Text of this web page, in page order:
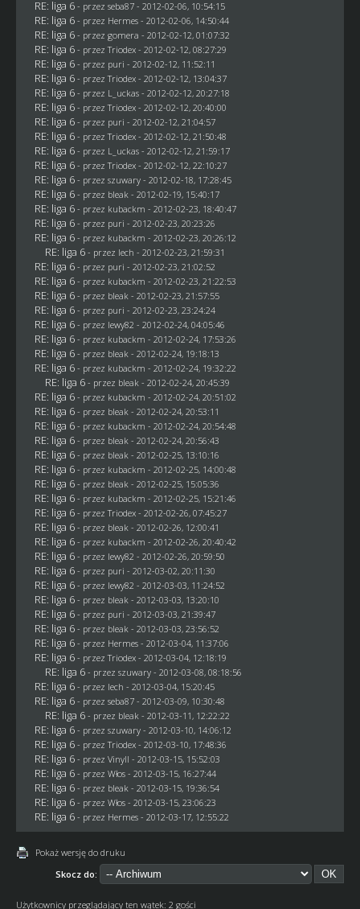
RE: liga 6 - przez seba87- 2012-02-06, 10:54:15
RE: liga 6 - przez Hermes- 2012-02-06, 14:50:44
RE: liga 6 - przez gomera - 2012-02-12, 01:07:32
RE: liga 6 - przezTriodex- 2012-02-12, 08:27:29
RE: liga 6 - przez puri - 2012-02-12, 11:52:11
RE: liga 6 - przezTriodex- 2012-02-12, 13:04:37
RE: liga 6 - przez L_uckas- 2012-02-12, 20:27:18
RE: liga 6 - przezTriodex- 2012-02-12, 20:40:00
RE: liga 6 - przez puri - 2012-02-12, 21:04:57
RE: liga 6 - przezTriodex- 2012-02-12, 21:50:48
RE: liga 6 - przez L_uckas- 2012-02-12, 21:59:17
RE: liga 6 - przezTriodex- 2012-02-12, 22:10:27
RE: liga 6 - przez szuwary - 2012-02-18, 17:28:45
RE: liga 6 - przez bleak - 2012-02-19, 15:40:17
RE: liga 6 - przez kubackm - 2012-02-23, 18:40:47
RE: liga 6 - przez puri - 2012-02-23, 20:23:26
RE: liga 6 - przez kubackm - 2012-02-23, 20:26:12
RE: liga 6 - przez lech - 2012-02-23, 21:59:31
RE: liga 6 - przez puri - 2012-02-23, 21:02:52
RE: liga 6 - przez kubackm - 2012-02-23, 21:22:53
RE: liga 6 - przez bleak - 2012-02-23, 21:57:55
RE: liga 6 - przez puri - 2012-02-23, 23:24:24
RE: liga 6 - przez lewy82 - 2012-02-24, 04:05:46
RE: liga 6 - przez kubackm - 2012-02-24, 17:53:26
RE: liga 6 - przez bleak - 2012-02-24, 19:18:13
RE: liga 6 - przez kubackm - 2012-02-24, 19:32:22
RE: liga 6 - przez bleak - 2012-02-24, 20:45:39
RE: liga 6 - przez kubackm - 2012-02-24, 20:51:02
RE: liga 6 - przez bleak - 2012-02-24, 20:53:11
RE: liga 6 - przez kubackm - 2012-02-24, 20:54:48
RE: liga 6 - przez bleak - 2012-02-24, 20:56:43
RE: liga 6 - przez bleak - 2012-02-25, 13:10:16
RE: liga 6 - przez kubackm - 2012-02-25, 14:00:48
RE: liga 6 - przez bleak - 2012-02-25, 15:05:36
RE: liga 6 - przez kubackm - 2012-02-25, 15:21:46
RE: liga 6 - przezTriodex- 2012-02-26, 07:45:27
RE: liga 6 - przez bleak - 2012-02-26, 12:00:41
RE: liga 6 - przez kubackm - 2012-02-26, 20:40:42
RE: liga 6 - przez lewy82 - 2012-02-26, 20:59:50
RE: liga 6 - przez puri - 2012-03-02, 20:11:30
RE: liga 6 - przez lewy82 - 2012-03-03, 11:24:52
RE: liga 6 - przez bleak - 2012-03-03, 13:20:10
RE: liga 6 - przez puri - 2012-03-03, 21:39:47
RE: liga 6 - przez bleak - 2012-03-03, 23:56:52
RE: liga 6 - przez Hermes- 2012-03-04, 11:37:06
RE: liga 6 - przezTriodex- 2012-03-04, 12:18:19
RE: liga 6 - przez szuwary - 2012-03-08, 08:18:56
RE: liga 6 - przez lech - 2012-03-04, 15:20:45
RE: liga 6 - przez seba87- 2012-03-09, 10:30:48
RE: liga 6 - przez bleak - 2012-03-11, 12:22:22
RE: liga 6 - przez szuwary - 2012-03-10, 14:06:12
RE: liga 6 - przezTriodex- 2012-03-10, 17:48:36
RE: liga 6 - przez Vinyll - 2012-03-15, 15:52:03
RE: liga 6 - przez Włos- 2012-03-15, 16:27:44
RE: liga 6 - przez bleak - 2012-03-15, 19:36:54
RE: liga 6 - przez Włos- 2012-03-15, 23:06:23
RE: liga 6 - przez Hermes- 2012-03-17, 12:55:22
Pokaż wersję do druku
Skocz do:
Użytkownicy przeglądający ten wątek: 2 gości